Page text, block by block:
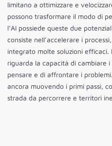
limitano a ottimizzare e
possono trasformare il modo di
l’AI possiede queste due
consiste nell’accelerare i
integrato molte soluzioni efficaci.
riguarda la capacità di cambiare
pensare e di affrontare i
ancora muovendo i primi passi,
strada da percorrere e territori